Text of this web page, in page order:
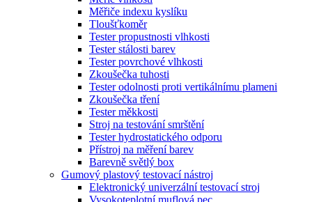
Měřiče indexu kyslíku
Tloušťkoměr
Tester propustnosti vlhkosti
Tester stálosti barev
Tester povrchové vlhkosti
Zkoušečka tuhosti
Tester odolnosti proti vertikálnímu plameni
Zkoušečka tření
Tester měkkosti
Stroj na testování smrštění
Tester hydrostatického odporu
Přístroj na měření barev
Barevně světlý box
Gumový plastový testovací nástroj
Elektronický univerzální testovací stroj
Vysokoteplotní muflová pec